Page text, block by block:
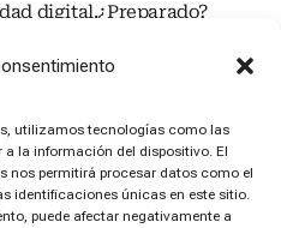
utilizamos tecnologías como las
la información del dispositivo. El
nos permitirá procesar datos como el
identificaciones únicas en este sitio.
puede afectar negativamente a
digital.¿Preparado?
la vida digital de las